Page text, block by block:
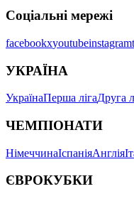
Соціальні мережі
facebookxyoutubeinstagram
УКРАЇНА
УкраїнаПерша лігаДруга
ЧЕМПІОНАТИ
НімеччинаІспаніяАнглія
ЄВРОКУБКИ